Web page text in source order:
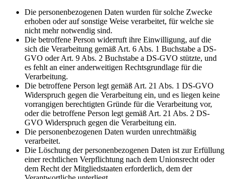
Die personenbezogenen Daten wurden für solche Zwecke
erhoben oder auf sonstige Weise verarbeitet, für welche sie
nicht mehr notwendig sind.
Die betroffene Person widerruft ihre Einwilligung, auf die
sich die Verarbeitung gemäß Art. 6 Abs. 1 Buchstabe a DS-
GVO oder Art. 9 Abs. 2 Buchstabe a DS-GVO stützte, und
es fehlt an einer anderweitigen Rechtsgrundlage für die
Verarbeitung.
Die betroffene Person legt gemäß Art. 21 Abs. 1 DS-GVO
Widerspruch gegen die Verarbeitung ein, und es liegen keine
vorrangigen berechtigten Gründe für die Verarbeitung vor,
oder die betroffene Person legt gemäß Art. 21 Abs. 2 DS-
GVO Widerspruch gegen die Verarbeitung ein.
Die personenbezogenen Daten wurden unrechtmäßig
verarbeitet.
Die Löschung der personenbezogenen Daten ist zur Erfüllung
einer rechtlichen Verpflichtung nach dem Unionsrecht oder
dem Recht der Mitgliedstaaten erforderlich, dem der